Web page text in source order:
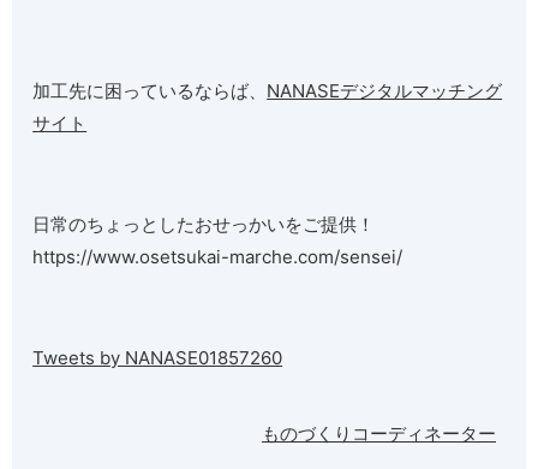
加工先に困っているならば、 NANASEデジタルマッチング
サイト
日常のちょっとしたおせっかいをご提供！
https://www.osetsukai-marche.com/sensei/
Tweets by NANASE01857260
ものづくりコーディネーター